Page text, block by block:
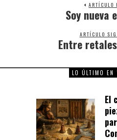
ARTÍCULO
Soy nueva
ARTÍCULO
Entre
LO ÚLTIMO EN
El